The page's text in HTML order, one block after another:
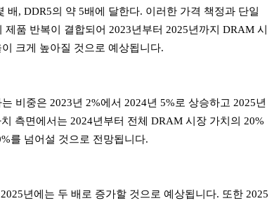
, DDR5의 약 5배에 달한다. 이러한 가격 책정과 단일
품 반복이 결합되어 2023년부터 2025년까지 DRAM 시
크게 높아질 것으로 예상됩니다.
비중은 2023년 2%에서 2024년 5%로 상승하고 2025년
측면에서는 2024년부터 전체 DRAM 시장 가치의 20%
를 넘어설 것으로 전망됩니다.
년에는 두 배로 증가할 것으로 예상됩니다. 또한 2025